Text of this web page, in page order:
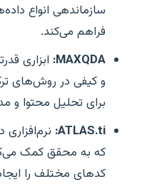
سازماندهی انواع
فراهم می‌کند.
MAXQDA: ابزاری
و کیفی در روش‌های
برای تحلیل محتوا و
ATLAS.ti:
که به محقق کمک
کدهای مختلف را